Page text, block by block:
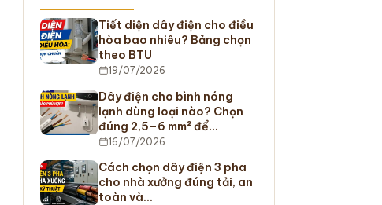
Tiết diện dây điện cho điều
hòa bao nhiêu? Bảng chọn
theo BTU
19/07/2026
Dây điện cho bình nóng
lạnh dùng loại nào? Chọn
đúng 2,5–6 mm² để…
16/07/2026
Cách chọn dây điện 3 pha
cho nhà xưởng đúng tải, an
toàn và…